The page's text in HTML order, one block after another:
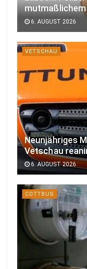
6. AUGUST 2026
VETSCHAU
Neunjähriges
Vetschau
6. AUGUST 2026
COTTBUS